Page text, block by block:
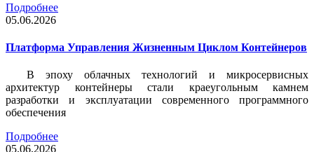
Подробнее
05.06.2026
Платформа Управления Жизненным Циклом Контейнеров
В эпоху облачных технологий и микросервисных
архитектур контейнеры стали краеугольным камнем
разработки и эксплуатации современного программного
обеспечения
Подробнее
05.06.2026